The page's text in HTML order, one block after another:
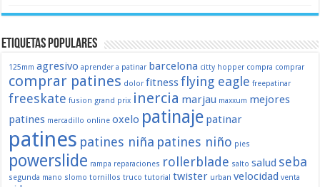
Etiquetas populares
125mm agresivo aprender a patinar barcelona citty hopper compra comprar
comprar patines dolor fitnessflying eagle freepatinar
freeskate fusion grand prix inercia marjau maxxum mejores
patines mercadillo online oxelo patinaje patinar
patines patines niña patines niño pies
powerslide rampa reparaciones rollerblade salto salud seba
segunda mano slomo tornillos truco tutorial twister urban velocidad venta